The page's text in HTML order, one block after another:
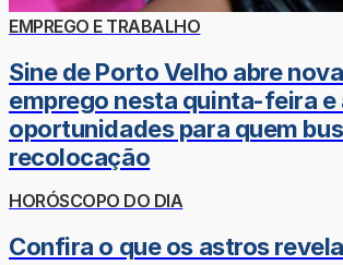
EMPREGO E TRABALHO
Sine de Porto Velho abre
emprego nesta quinta-feira e
oportunidades para quem
recolocação
HORÓSCOPO DO DIA
Confira o que os astros